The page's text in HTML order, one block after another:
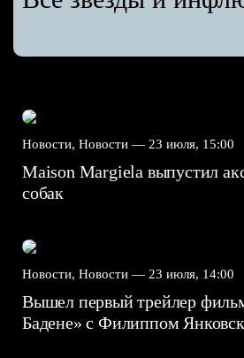
Новости, Новости — 23 июля, 15:00
Maison Margiela выпустил
собак
Новости, Новости — 23 июля, 14:00
Вышел первый трейлер
Бадене» с Филиппом